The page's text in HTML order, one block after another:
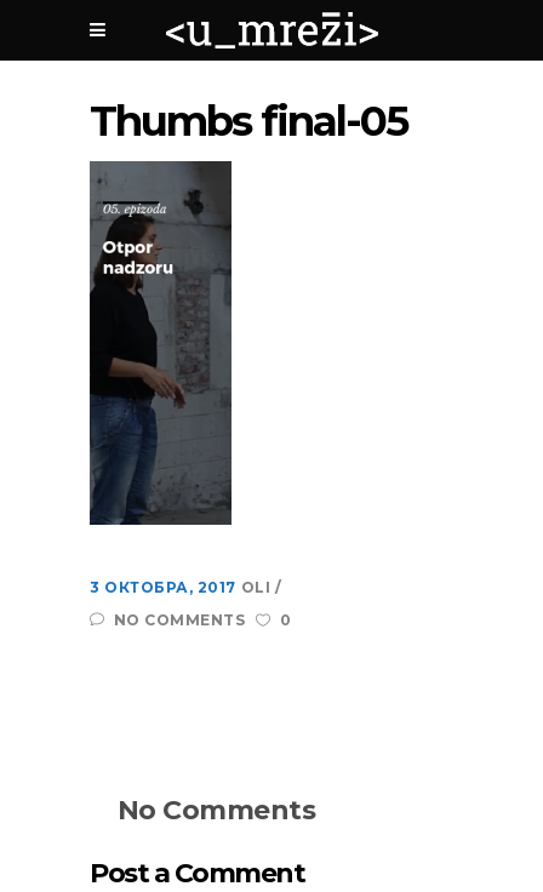
Thumbs final-05
3 ОКТОБРА, 2017 OLI
NO COMMENTS
0
No Comments
Post a Comment